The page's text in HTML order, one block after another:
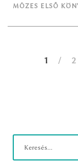
MÓZES ELSŐ
1 2